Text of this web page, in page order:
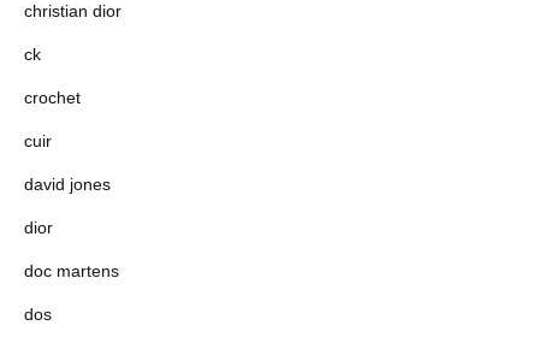
christian dior
ck
crochet
cuir
david jones
dior
doc martens
dos